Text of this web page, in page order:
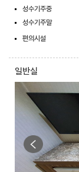
성수기주중
성수기주말
편의시설
일반실